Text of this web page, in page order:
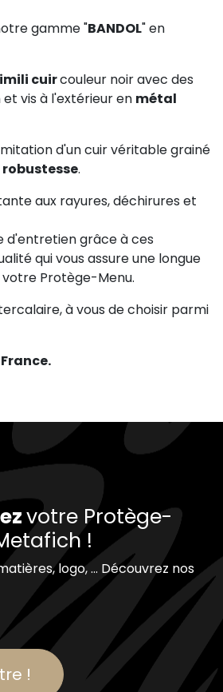
gamme "BANDOL" en
cuircouleur noiravec des
vis à l'extérieur en métal
d'un cuir véritable grainé
robustesse.
aux rayures, déchirures et
d'entretien grâce à ces
qui vous assure une longue
Protège-Menu.
à vous de choisir parmi
France.
votre Protège-
!
logo, ... Découvrez nos
!